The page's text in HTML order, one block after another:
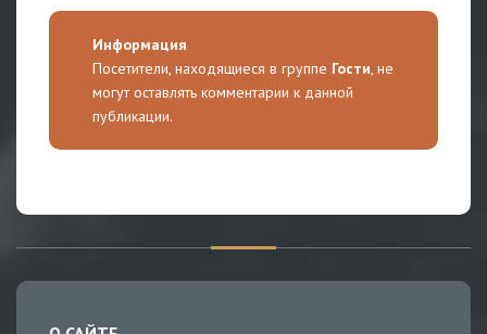
Информация
Посетители, находящиеся в группе Гости, не
могут оставлять комментарии к данной
публикации.